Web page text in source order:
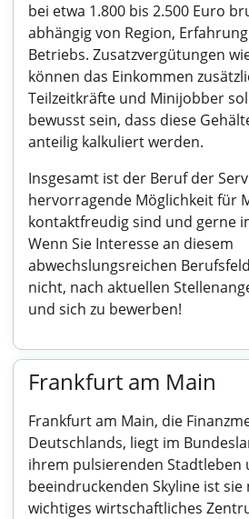
bei etwa 1.800 bis 2.500 Euro
abhängig von Region,
Betriebs. Zusatzvergütungen
können das Einkommen
Teilzeitkräfte und Minijobber
bewusst sein, dass diese
anteilig kalkuliert werden.
Insgesamt ist der Beruf der
hervorragende Möglichkeit für
kontaktfreudig sind und gerne
Wenn Sie Interesse an diesem
abwechslungsreichen
nicht, nach aktuellen
und sich zu bewerben!
Frankfurt am Main
Frankfurt am Main, die
Deutschlands, liegt im
ihrem pulsierenden Stadtleben
beeindruckenden Skyline ist
wichtiges wirtschaftliches